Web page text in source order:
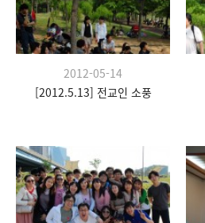
2012-05-14
[2012.5.13] 전교인 소풍